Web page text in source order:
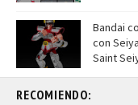
Bandai
con
Saint
RECOMIENDO: